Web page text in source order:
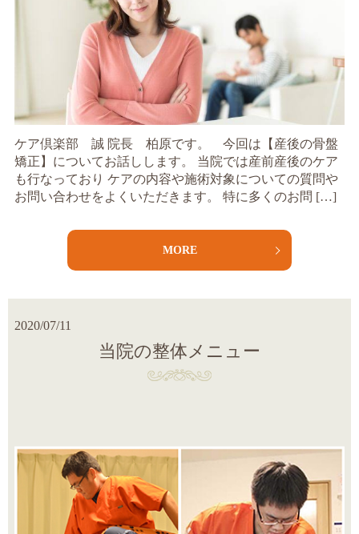
ケア倶楽部 誠 院長 柏原です。 今回は【産後の骨盤
矯正】についてお話しします。 当院では産前産後のケア
も行なっており ケアの内容や施術対象についての質問や
お問い合わせをよくいただきます。 特に多くのお問 […]
MORE
2020/07/11
当院の整体メニュー